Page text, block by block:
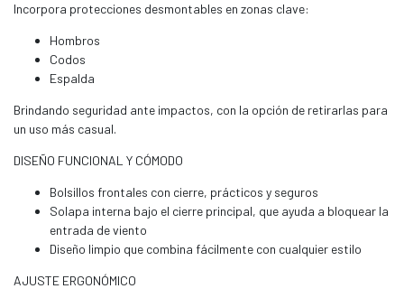
Incorpora protecciones desmontables en zonas clave:
Hombros
Codos
Espalda
Brindando seguridad ante impactos, con la opción de retirarlas para
un uso más casual.
DISEÑO FUNCIONAL Y CÓMODO
Bolsillos frontales con cierre, prácticos y seguros
Solapa interna bajo el cierre principal, que ayuda a bloquear la
entrada de viento
Diseño limpio que combina fácilmente con cualquier estilo
AJUSTE ERGONÓMICO